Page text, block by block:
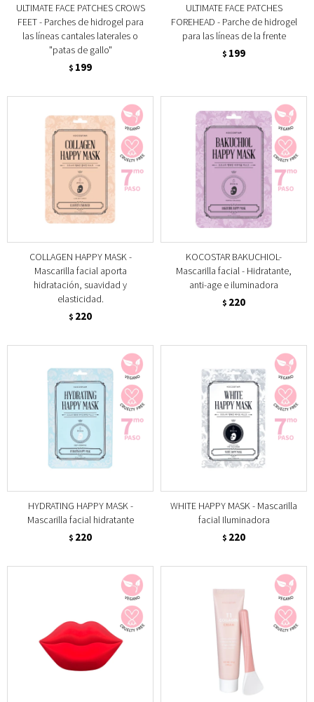
ULTIMATE FACE PATCHES CROWS
FEET - Parches de hidrogel para
las líneas cantales laterales o
"patas de gallo"
$ 199
ULTIMATE FACE PATCHES
FOREHEAD - Parche de hidrogel
para las líneas de la frente
$ 199
COLLAGEN HAPPY MASK -
Mascarilla facial aporta
hidratación, suavidad y
elasticidad.
$ 220
KOCOSTAR BAKUCHIOL-
Mascarilla facial - Hidratante,
anti-age e iluminadora
$ 220
HYDRATING HAPPY MASK -
Mascarilla facial hidratante
$ 220
WHITE HAPPY MASK - Mascarilla
facial Iluminadora
$ 220